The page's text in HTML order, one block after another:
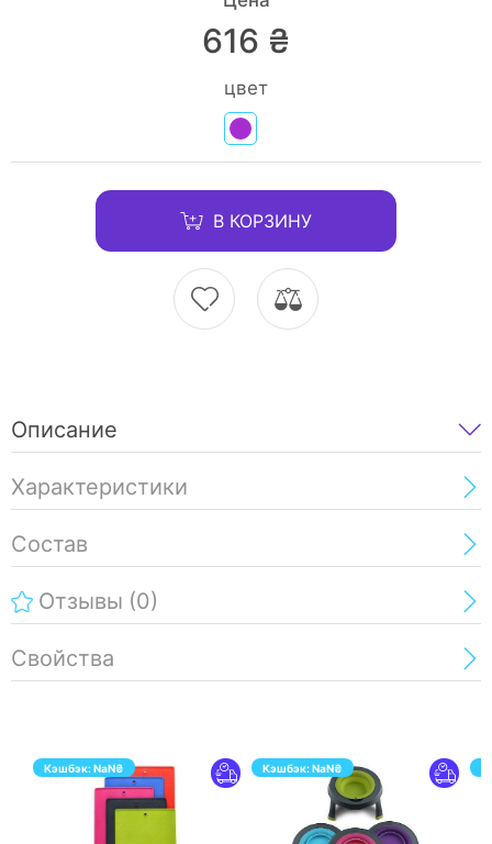
616 ₴
цвет
В КОРЗИНУ
Описание
Характеристики
Состав
Отзывы (0)
Свойства
Кэшбэк:NaN₴ Кэшбэк:NaN₴